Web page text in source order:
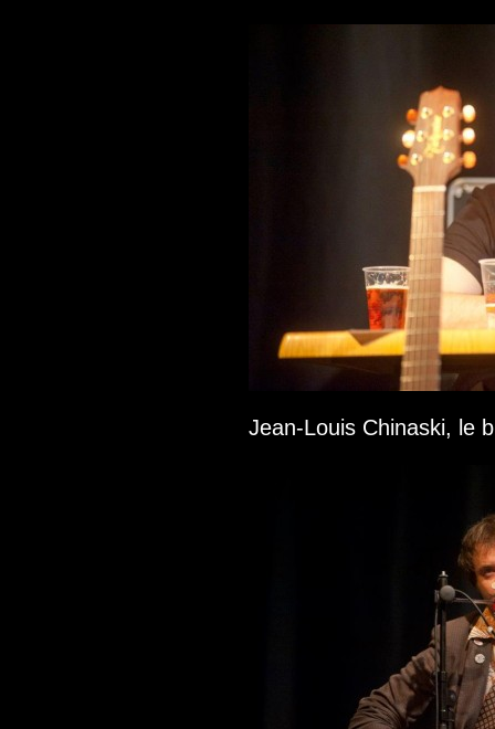
Jean-Louis Chinaski, le